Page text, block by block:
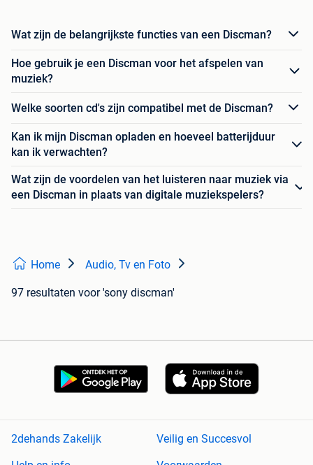
Wat zijn de belangrijkste functies van een Discman?
Hoe gebruik je een Discman voor het afspelen van
muziek?
Welke soorten cd's zijn compatibel met de Discman?
Kan ik mijn Discman opladen en hoeveel batterijduur
kan ik verwachten?
Wat zijn de voordelen van het luisteren naar muziek via
een Discman in plaats van digitale muziekspelers?
Home Audio, Tv en Foto
97 resultaten voor 'sony discman'
2dehands Zakelijk
Veilig en Succesvol